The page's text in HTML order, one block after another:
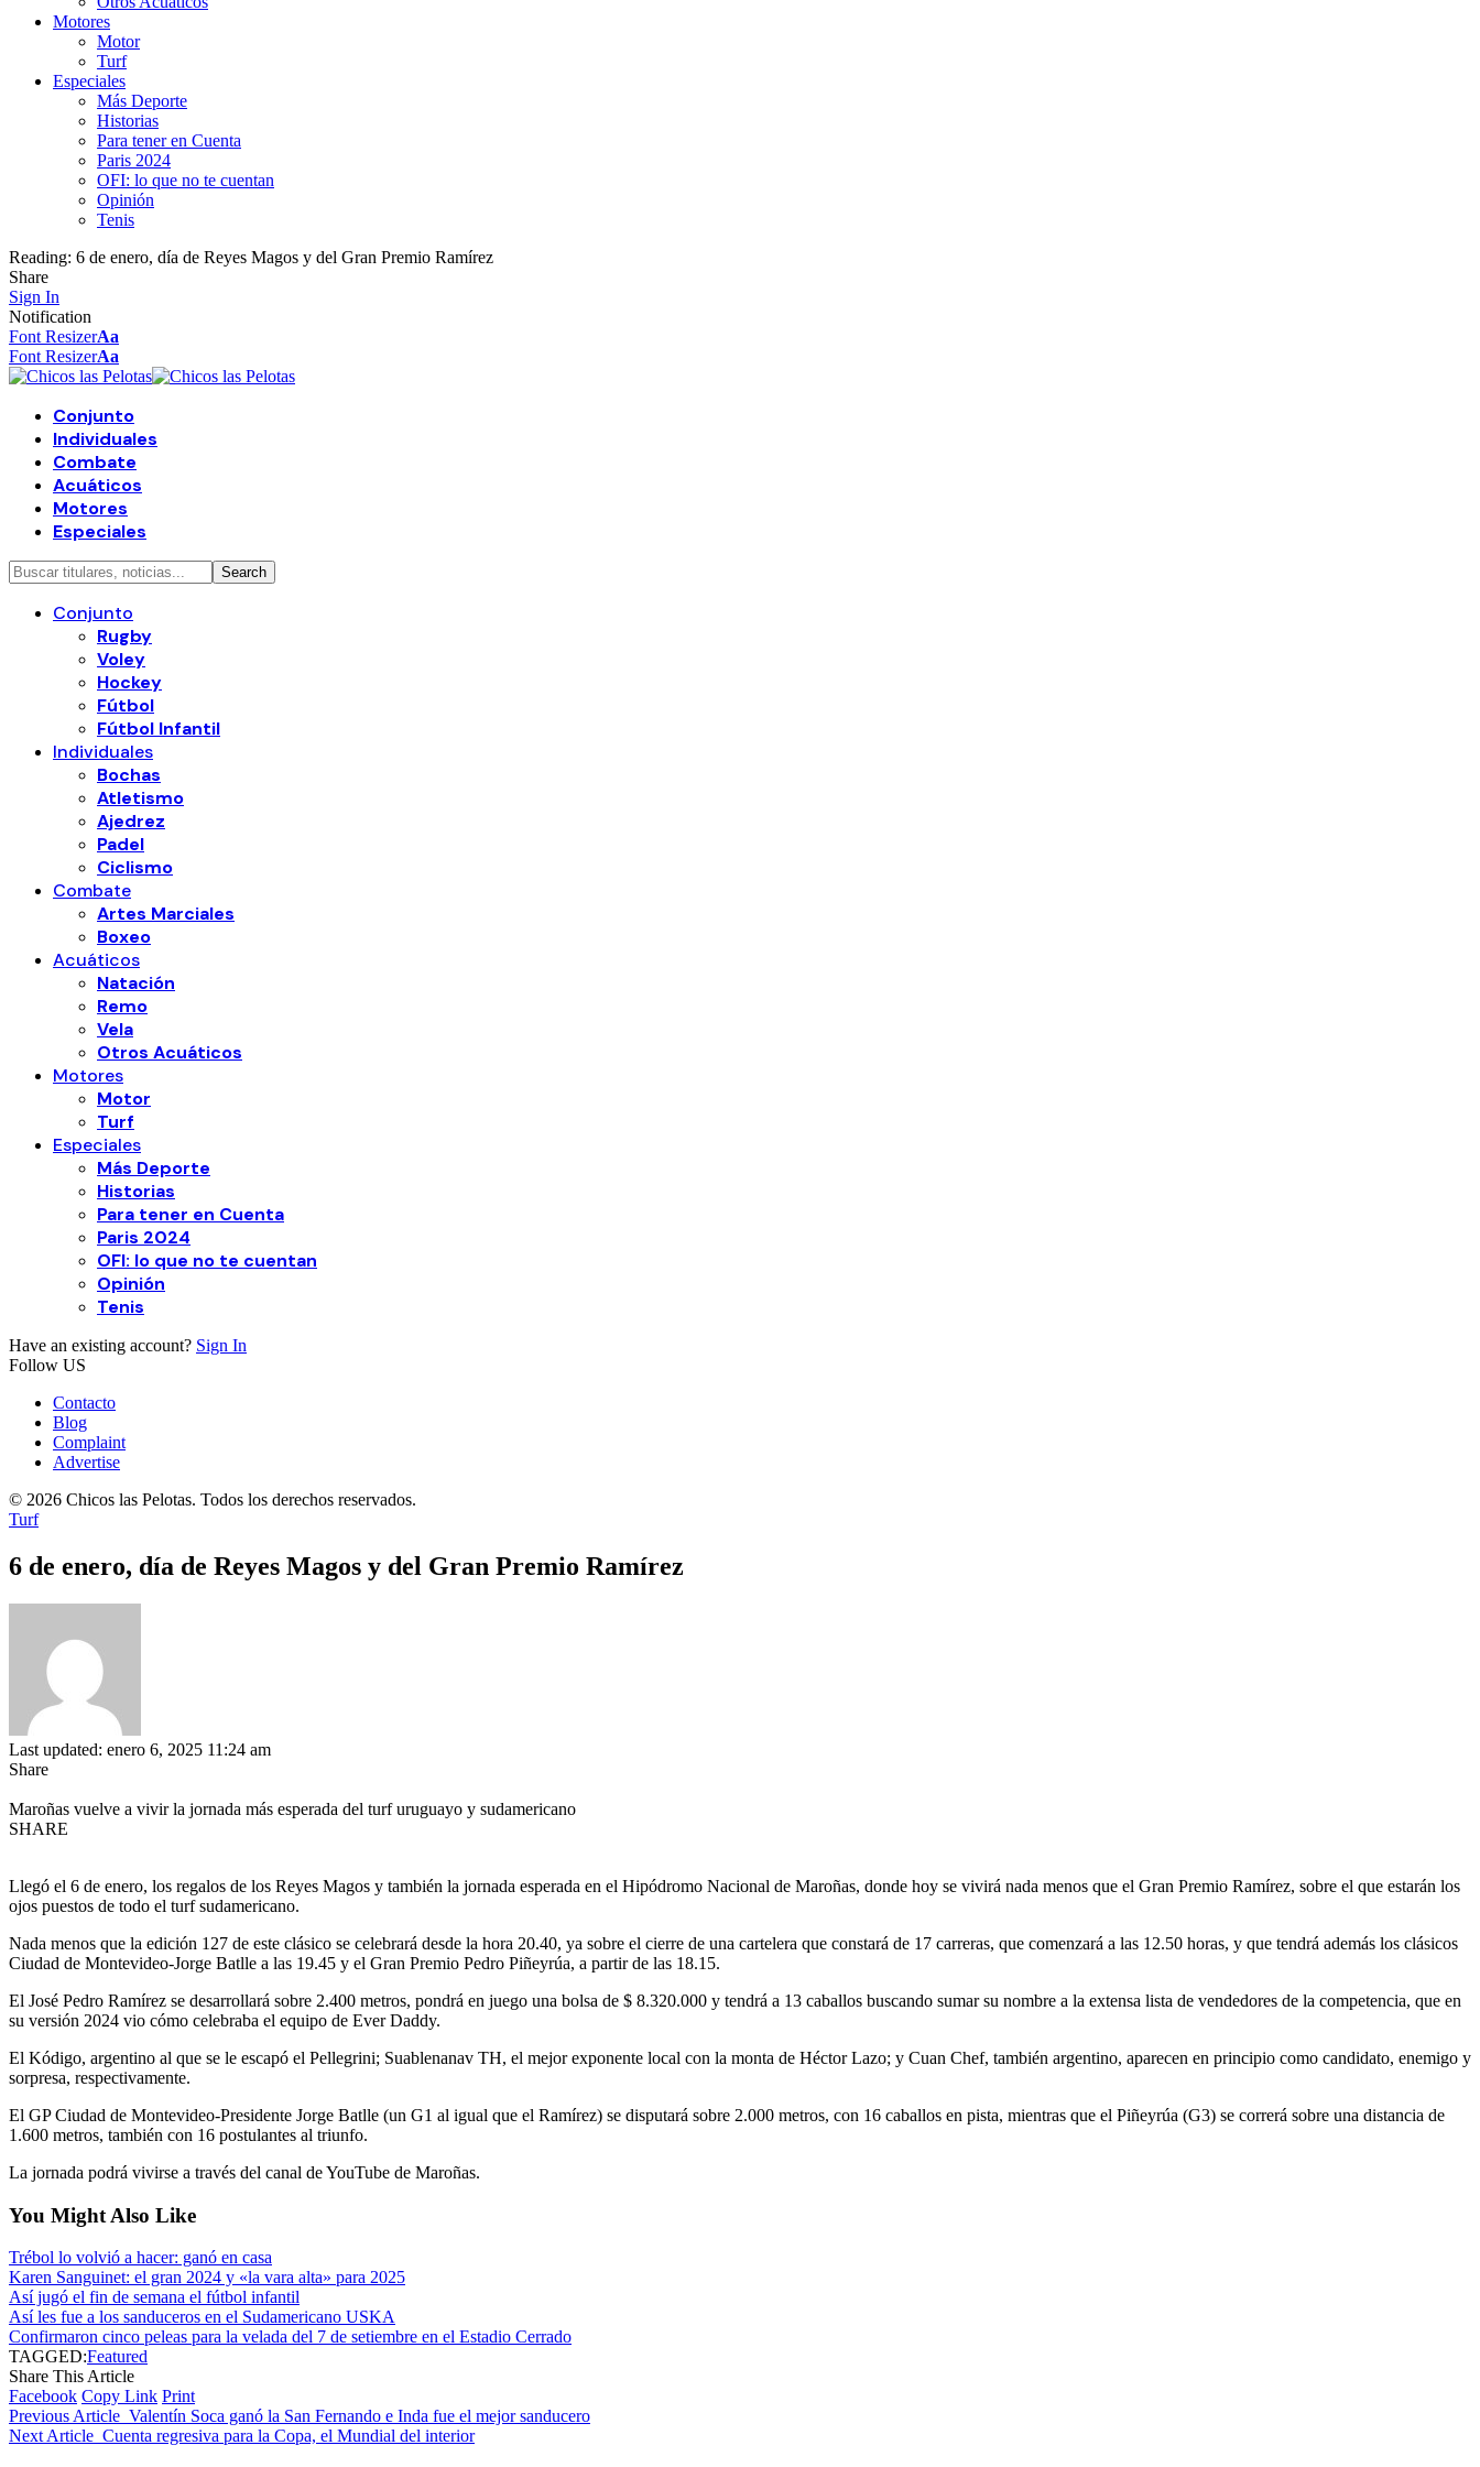
Motores
Motor
Turf
Especiales
Más Deporte
Historias
Para tener en Cuenta
Paris 2024
OFI: lo que no te cuentan
Opinión
Tenis
Reading: 6 de enero, día de Reyes Magos y del Gran Premio Ramírez
Share
Sign In
Notification
Font ResizerAa
Font ResizerAa
Conjunto
Individuales
Combate
Acuáticos
Motores
Especiales
Conjunto
Rugby
Voley
Hockey
Fútbol
Fútbol Infantil
Individuales
Bochas
Atletismo
Ajedrez
Padel
Ciclismo
Combate
Artes Marciales
Boxeo
Acuáticos
Natación
Remo
Vela
Otros Acuáticos
Motores
Motor
Turf
Especiales
Más Deporte
Historias
Para tener en Cuenta
Paris 2024
OFI: lo que no te cuentan
Opinión
Tenis
Have an existing account? Sign In
Follow US
Contacto
Blog
Complaint
Advertise
© 2026 Chicos las Pelotas. Todos los derechos reservados.
Turf
6 de enero, día de Reyes Magos y del Gran Premio Ramírez
Last updated: enero 6, 2025 11:24 am
Share
Maroñas vuelve a vivir la jornada más esperada del turf uruguayo y sudamericano
SHARE
Llegó el 6 de enero, los regalos de los Reyes Magos y también la jornada esperada en el Hipódromo Nacional de Maroñas, donde hoy se vivirá nada menos que el Gran Premio Ramírez, sobre el que estarán los
ojos puestos de todo el turf sudamericano.
Nada menos que la edición 127 de este clásico se celebrará desde la hora 20.40, ya sobre el cierre de una cartelera que constará de 17 carreras, que comenzará a las 12.50 horas, y que tendrá además los clásicos
Ciudad de Montevideo-Jorge Batlle a las 19.45 y el Gran Premio Pedro Piñeyrúa, a partir de las 18.15.
El José Pedro Ramírez se desarrollará sobre 2.400 metros, pondrá en juego una bolsa de $ 8.320.000 y tendrá a 13 caballos buscando sumar su nombre a la extensa lista de vendedores de la competencia, que en
su versión 2024 vio cómo celebraba el equipo de Ever Daddy.
El Kódigo, argentino al que se le escapó el Pellegrini; Suablenanav TH, el mejor exponente local con la monta de Héctor Lazo; y Cuan Chef, también argentino, aparecen en principio como candidato, enemigo y
sorpresa, respectivamente.
El GP Ciudad de Montevideo-Presidente Jorge Batlle (un G1 al igual que el Ramírez) se disputará sobre 2.000 metros, con 16 caballos en pista, mientras que el Piñeyrúa (G3) se correrá sobre una distancia de
1.600 metros, también con 16 postulantes al triunfo.
La jornada podrá vivirse a través del canal de YouTube de Maroñas.
You Might Also Like
Trébol lo volvió a hacer: ganó en casa
Karen Sanguinet: el gran 2024 y «la vara alta» para 2025
Así jugó el fin de semana el fútbol infantil
Así les fue a los sanduceros en el Sudamericano USKA
Confirmaron cinco peleas para la velada del 7 de setiembre en el Estadio Cerrado
TAGGED:Featured
Share This Article
Facebook Copy Link Print
Previous Article Valentín Soca ganó la San Fernando e Inda fue el mejor sanducero
Next Article Cuenta regresiva para la Copa, el Mundial del interior